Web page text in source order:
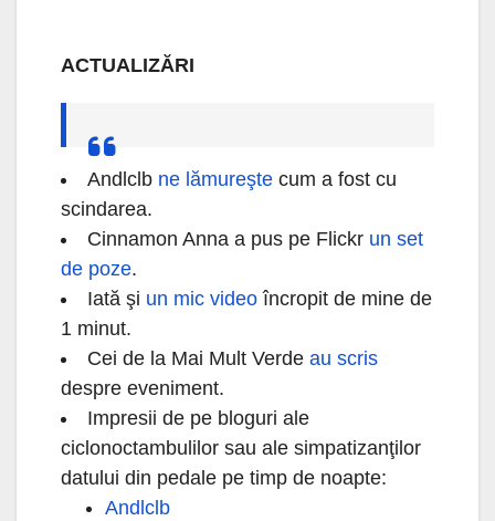
ACTUALIZĂRI
Andlclb ne lămureşte cum a fost cu
scindarea.
Cinnamon Anna a pus pe Flickr un set
de poze.
Iată şi un mic video încropit de mine de
1 minut.
Cei de la Mai Mult Verde au scris
despre eveniment.
Impresii de pe bloguri ale
ciclonoctambulilor sau ale simpatizanţilor
datului din pedale pe timp de noapte:
Andlclb